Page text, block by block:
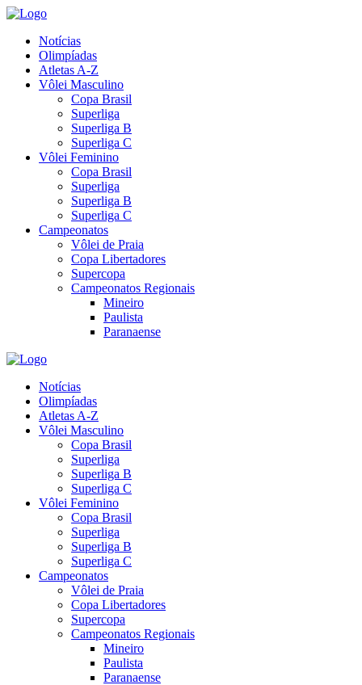
Notícias
Olimpíadas
Atletas A-Z
Vôlei Masculino
Copa Brasil
Superliga
Superliga B
Superliga C
Vôlei Feminino
Copa Brasil
Superliga
Superliga B
Superliga C
Campeonatos
Vôlei de Praia
Copa Libertadores
Supercopa
Campeonatos Regionais
Mineiro
Paulista
Paranaense
Notícias
Olimpíadas
Atletas A-Z
Vôlei Masculino
Copa Brasil
Superliga
Superliga B
Superliga C
Vôlei Feminino
Copa Brasil
Superliga
Superliga B
Superliga C
Campeonatos
Vôlei de Praia
Copa Libertadores
Supercopa
Campeonatos Regionais
Mineiro
Paulista
Paranaense